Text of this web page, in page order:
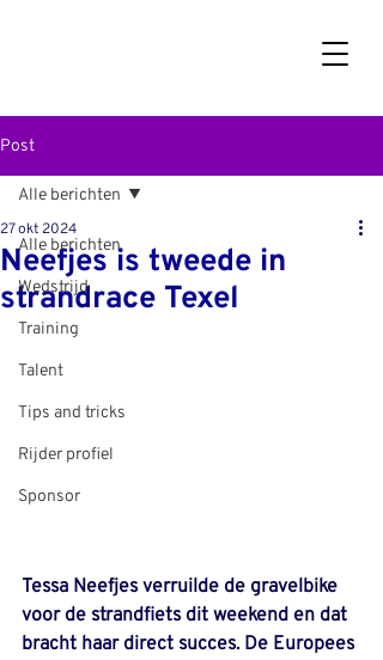
Post
Alle berichten
Wedstrijd
Training
Talent
Tips and tricks
Rijder profiel
Sponsor
Alle berichten
Neefjes is tweede in
strandrace Texel
27 okt 2024
Tessa Neefjes verruilde de gravelbike
voor de strandfiets dit weekend en dat
bracht haar direct succes. De Europees